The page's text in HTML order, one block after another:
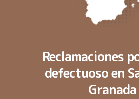
Reclamaciones
defectuoso en
Granada